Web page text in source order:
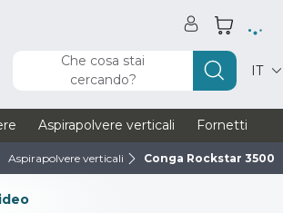
Che cosa stai
cercando?
IT
Aspirapolvere verticali Fornetti
Aspirapolvere verticali Conga Rockstar 3500